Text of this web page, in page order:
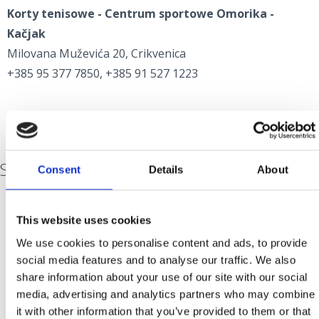
Consent Details About
This website uses cookies
We use cookies to personalise content and ads, to provide
social media features and to analyse our traffic. We also
share information about your use of our site with our social
media, advertising and analytics partners who may combine
it with other information that you’ve provided to them or that
Korty tenisowe - Centrum sportowe Omorika -
Kačjak
Milovana Muževića 20, Crikvenica
+385 95 377 7850, +385 91 527 1223
SPORTY WODNE
Urozmaić wakacje przygodą z dawką adrenaliną,
która uczyni je jeszcze atrakcyjniejszymi.
Przypływ adrenaliny poczujesz wybierając:
przejażdżkę na holowanych pontonach i